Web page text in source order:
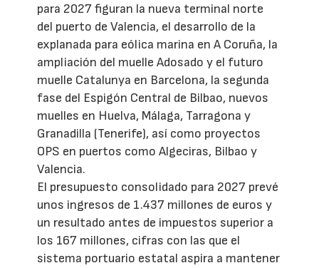
para 2027 figuran la nueva terminal norte
del puerto de Valencia, el desarrollo de la
explanada para eólica marina en A Coruña, la
ampliación del muelle Adosado y el futuro
muelle Catalunya en Barcelona, la segunda
fase del Espigón Central de Bilbao, nuevos
muelles en Huelva, Málaga, Tarragona y
Granadilla (Tenerife), así como proyectos
OPS en puertos como Algeciras, Bilbao y
Valencia.
El presupuesto consolidado para 2027 prevé
unos ingresos de 1.437 millones de euros y
un resultado antes de impuestos superior a
los 167 millones, cifras con las que el
sistema portuario estatal aspira a mantener